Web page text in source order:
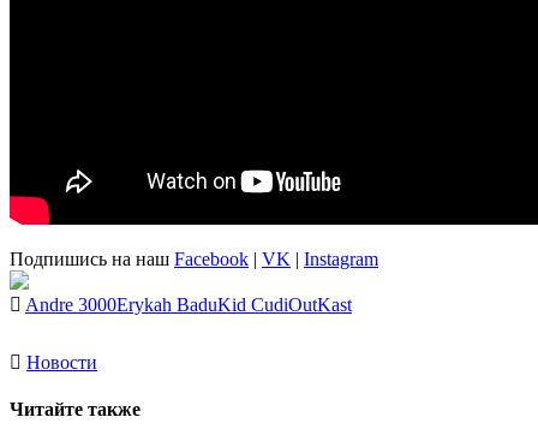
Подпишись на наш Facebook | VK | Instagram
Andre 3000Erykah BaduKid CudiOutKast
Новости
Читайте также